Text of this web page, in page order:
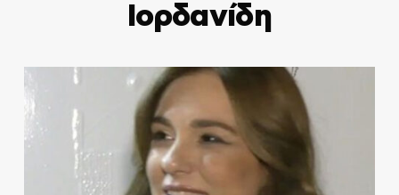
Ιορδανίδη